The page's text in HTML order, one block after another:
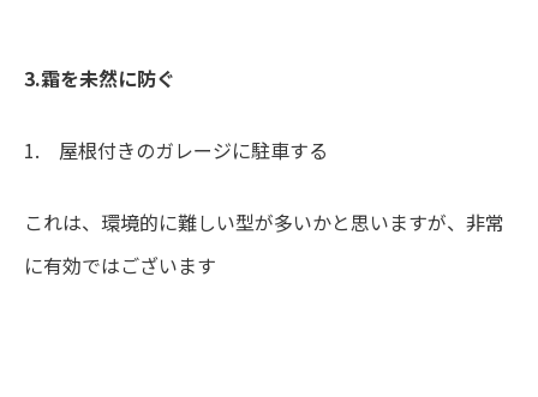
3.霜を未然に防ぐ
1. 屋根付きのガレージに駐車する
これは、環境的に難しい型が多いかと思いますが、非常
に有効ではございます